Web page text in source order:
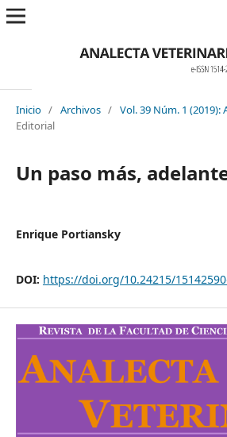
Inicio / Archivos / Vol. 39 Núm. 1
Editorial
Un paso más,
Enrique Portiansky
DOI: https://doi.org/10.24215/